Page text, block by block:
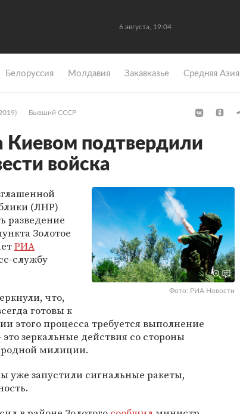
6 августа, 19:04
Белоруссия Молдавия Закавказье Средняя Азия
Бывший СССР
Киевом подтвердили
войска
Фото: РИА Новости
(ЛНР)
разведение
Золотое
РИА
службу
что,
готовы к
этого процесса требуется выполнение
зеркальные действия со стороны
милиции.
уже запустили сигнальные ракеты,